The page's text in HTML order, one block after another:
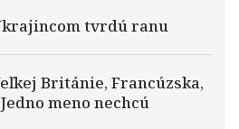
tvrdú ranu
Británie, Francúzska,
meno nechcú